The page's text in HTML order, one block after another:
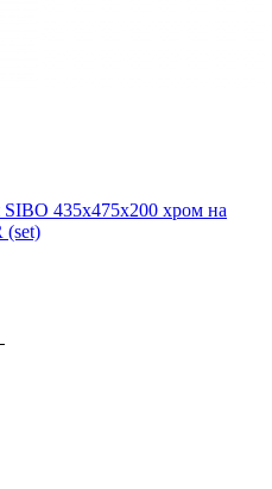
SIBO 435х475х200 хром на
(set)